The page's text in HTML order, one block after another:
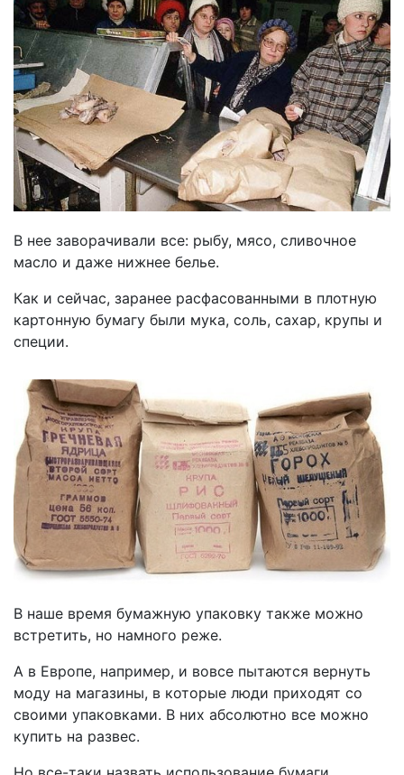
В нее заворачивали все: рыбу, мясо, сливочное
масло и даже нижнее белье.
Как и сейчас, заранее расфасованными в плотную
картонную бумагу были мука, соль, сахар, крупы и
специи.
В наше время бумажную упаковку также можно
встретить, но намного реже.
А в Европе, например, и вовсе пытаются вернуть
моду на магазины, в которые люди приходят со
своими упаковками. В них абсолютно все можно
купить на развес.